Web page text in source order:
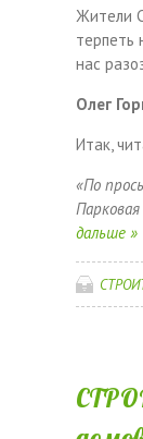
Жители
терпеть
нас
Олег
Итак,
«По
дальше »